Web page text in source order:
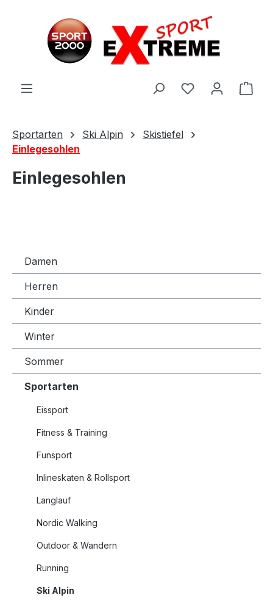
Sportarten Ski Alpin
Skistiefel
Einlegesohlen
Einlegesohlen
Damen
Herren
Kinder
Winter
Sommer
Sportarten
Eissport
Fitness & Training
Funsport
Inlineskaten & Rollsport
Langlauf
Nordic Walking
Outdoor & Wandern
Running
Ski Alpin